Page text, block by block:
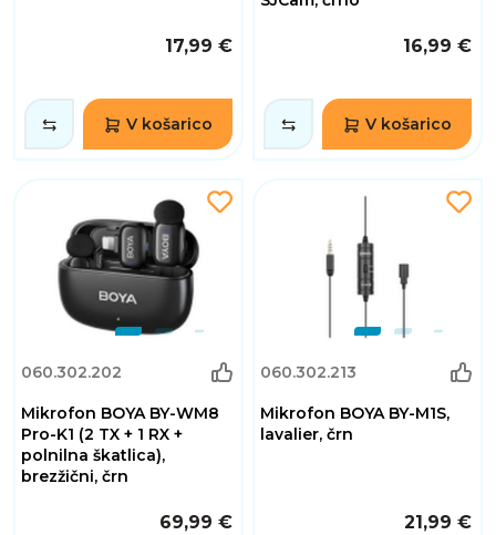
17,99 €
V košarico
16,99 €
V košarico
060.302.202
Mikrofon BOYA BY-WM8
Pro-K1 (2 TX + 1 RX +
polnilna škatlica),
brezžični, črn
69,99 €
060.302.213
Mikrofon BOYA BY-M1S,
lavalier, črn
21,99 €